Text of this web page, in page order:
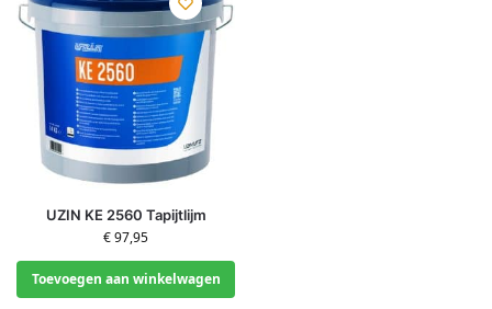
UZIN KE 2560 Tapijtlijm
€97,95
Toevoegen aan winkelwagen